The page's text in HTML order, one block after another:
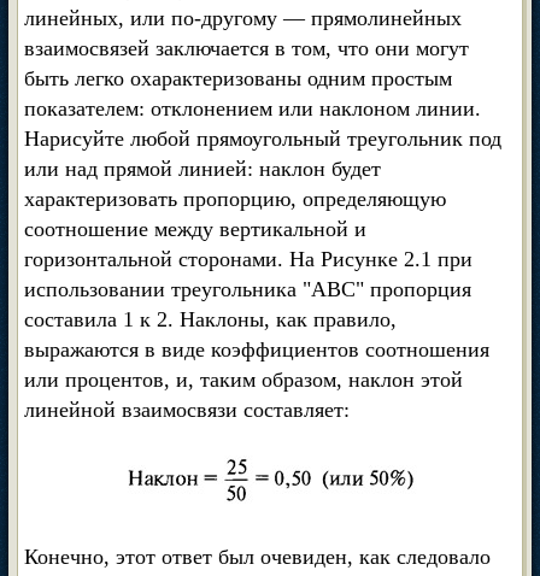
линейных, или по-другому — прямолинейных
взаимосвязей заключается в том, что они могут
быть легко охарактеризованы одним простым
показателем: отклонением или наклоном линии.
Нарисуйте любой прямоугольный треугольник под
или над прямой линией: наклон будет
характеризовать пропорцию, определяющую
соотношение между вертикальной и
горизонтальной сторонами. На Рисунке 2.1 при
использовании треугольника "ABC" пропорция
составила 1 к 2. Наклоны, как правило,
выражаются в виде коэффициентов соотношения
или процентов, и, таким образом, наклон этой
линейной взаимосвязи составляет:
Конечно, этот ответ был очевиден, как следовало